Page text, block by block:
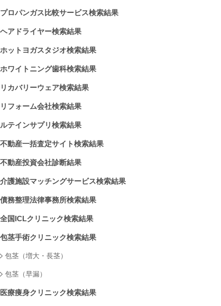
プロパンガス比較サービス検索結果
ヘアドライヤー検索結果
ホットヨガスタジオ検索結果
ホワイトニング歯科検索結果
リカバリーウェア検索結果
リフォーム会社検索結果
ルテインサプリ検索結果
不動産一括査定サイト検索結果
不動産投資会社診断結果
介護施設マッチングサービス検索結果
債務整理法律事務所検索結果
全国ICLクリニック検索結果
包茎手術クリニック検索結果
包茎（増大・長茎）
包茎（早漏）
医療痩身クリニック検索結果